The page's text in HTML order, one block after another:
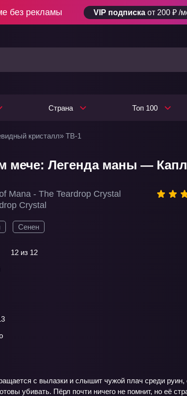
без рекламы VIP подписка от 200 ₽ /
Страна Топ 100
кристалл» ТВ-1
мече: Легенда маны —
Mana - The Teardrop Crystal
Crystal
Сенен
12 из 12
с вылазки и слышит чужой плач среди
убивать. Пёрл почти ничего не помнит, но её